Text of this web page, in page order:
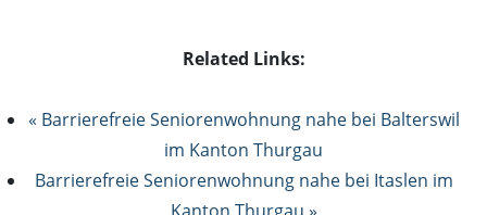
Related Links:
« Barrierefreie Seniorenwohnung nahe bei Balterswil
im Kanton Thurgau
Barrierefreie Seniorenwohnung nahe bei Itaslen im